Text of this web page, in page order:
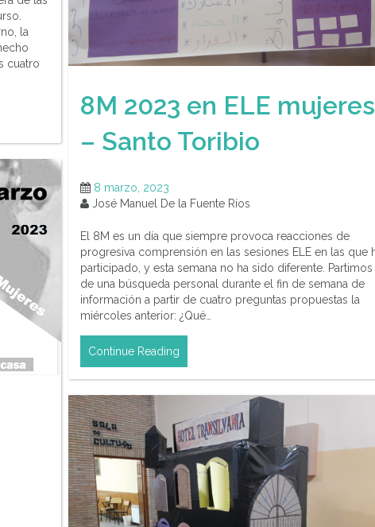
la
cuatro
8M 2023 en ELE mujeres
– Santo Toribio
8 marzo, 2023
José Manuel De la Fuente Ríos
El 8M es un día que siempre provoca reacciones de
progresiva comprensión en las sesiones ELE en las que
participado, y esta semana no ha sido diferente. Partimos
de una búsqueda personal durante el fin de semana de
información a partir de cuatro preguntas propuestas la
miércoles anterior: ¿Qué…
Continue Reading